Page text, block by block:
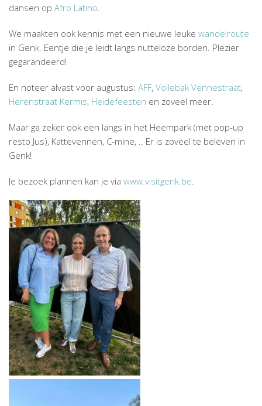
dansen op Afro Latino
We maakten ook kennis met een nieuwe leuke wandelroute
in Genk. Eentje die je leidt langs nutteloze borden. Plezier
gegarandeerd!
En noteer alvast voor augustus: AFF, Vollebak Vennestraat,
Herenstraat Kermis, Heidefeesten en zoveel meer.
Maar ga zeker ook een langs in het Heempark (met pop-up
resto Jus), Kattevennen, C-mine, .. Er is zoveel te beleven in
Genk!
Je bezoek plannen kan je via www.visitgenk.be